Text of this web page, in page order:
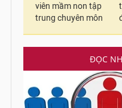
viên mầm non tập
trung chuyên môn
ĐỌC